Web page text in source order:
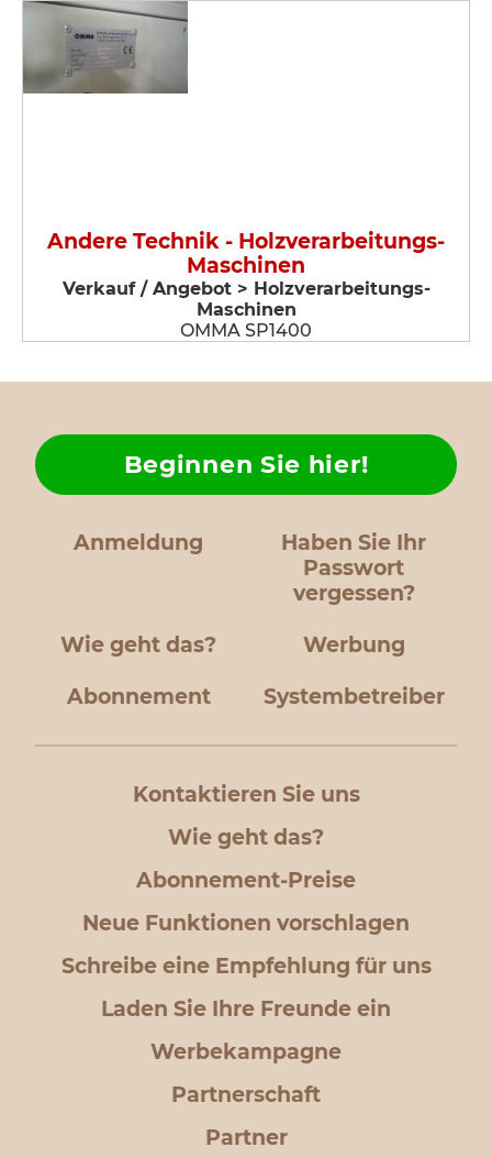
Andere Technik - Holzverarbeitungs-
Maschinen
Verkauf / Angebot > Holzverarbeitungs-
Maschinen
OMMA SP1400
Anmeldung
Haben Sie Ihr
Passwort
vergessen?
Wie geht das?
Beginnen Sie hier!
Werbung
Abonnement Systembetreiber
Kontaktieren Sie uns
Wie geht das?
Abonnement-Preise
Neue Funktionen vorschlagen
Schreibe eine Empfehlung für uns
Laden Sie Ihre Freunde ein
Werbekampagne
Partnerschaft
Partner